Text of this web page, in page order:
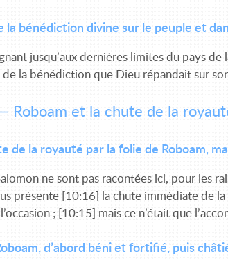
la bénédiction divine sur le peuple et
jusqu’aux dernières limites du pays
de la bénédiction que Dieu répandait sur
Roboam et la chute de la
de la royauté par la folie de Roboam,
ne sont pas racontées ici, pour les
présente [10:16] la chute immédiate de
; [10:15] mais ce n’était que
d’abord béni et fortifié, puis